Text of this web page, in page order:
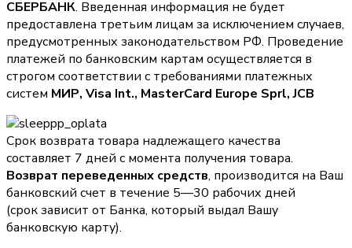
СБЕРБАНК. Введенная информация не будет
предоставлена третьим лицам за исключением случаев,
предусмотренных законодательством РФ. Проведение
платежей по банковским картам осуществляется в
строгом соответствии с требованиями платежных
систем МИР, Visa Int., MasterCard Europe Sprl, JCB
Срок возврата товара надлежащего качества
составляет 7 дней с момента получения товара.
Возврат переведенных средств, производится на Ваш
банковский счет в течение 5—30 рабочих дней
(срок зависит от Банка, который выдал Вашу
банковскую карту).